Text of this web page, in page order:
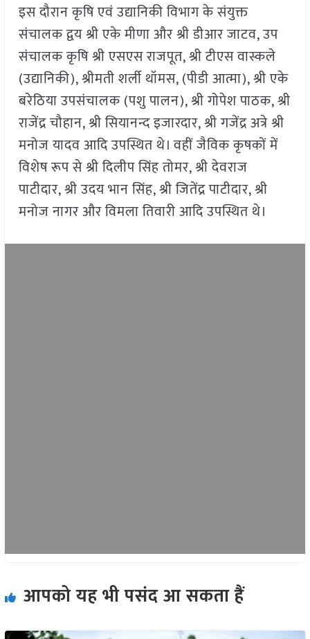
इस दौरान कृषि एवं उद्यानिकी विभाग के संयुक्त
संचालक द्वय श्री एके मीणा और श्री डीआर जाटव, उप
संचालक कृषि श्री एसएस राजपूत, श्री टीएस वास्कले
(उद्यानिकी), श्रीमती शर्ली थॉमस, (पीडी आत्मा), श्री एके
बरेठिया उपसंचालक (पशु पालन), श्री गोपेश पाठक, श्री
राजेंद्र चौहान, श्री सियानन्द इजारदार, श्री गजेंद्र अत्रे श्री
मनोज यादव आदि उपस्थित थे। वहीं जैविक कृषकों में
विशेष रूप से श्री दिलीप सिंह तोमर, श्री देवराज
पाटीदार, श्री उदय भान सिंह, श्री जितेंद्र पाटीदार, श्री
मनोज नागर और विमला तिवारी आदि उपस्थित थे।
आपको यह भी पसंद आ सकता हैं